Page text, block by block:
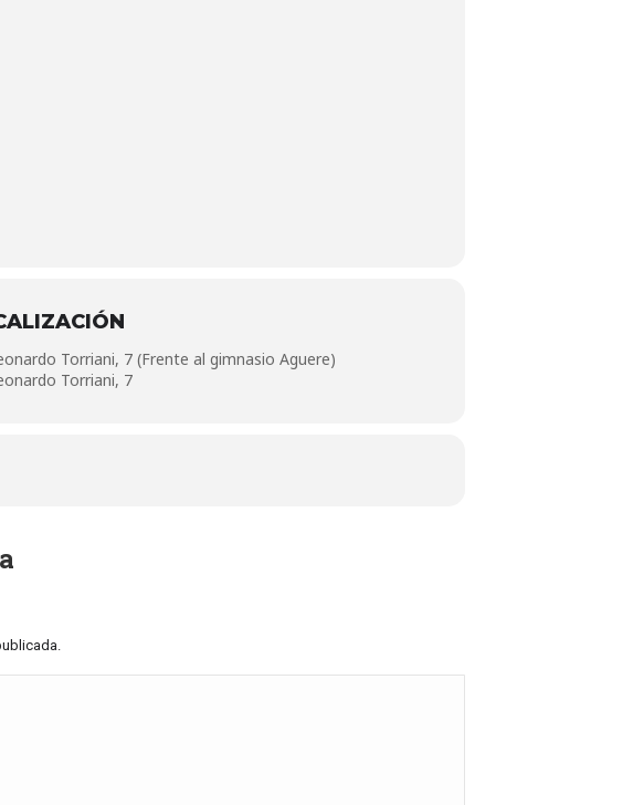
Torriani, 7 (Frente al gimnasio Aguere)
Torriani, 7